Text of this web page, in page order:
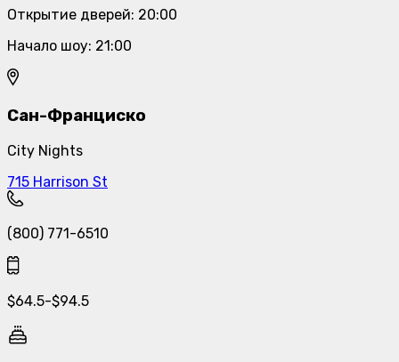
Открытие дверей: 20:00
Начало шоу: 21:00
Сан-Франциско
City Nights
715 Harrison St
(800) 771-6510
$64.5-$94.5